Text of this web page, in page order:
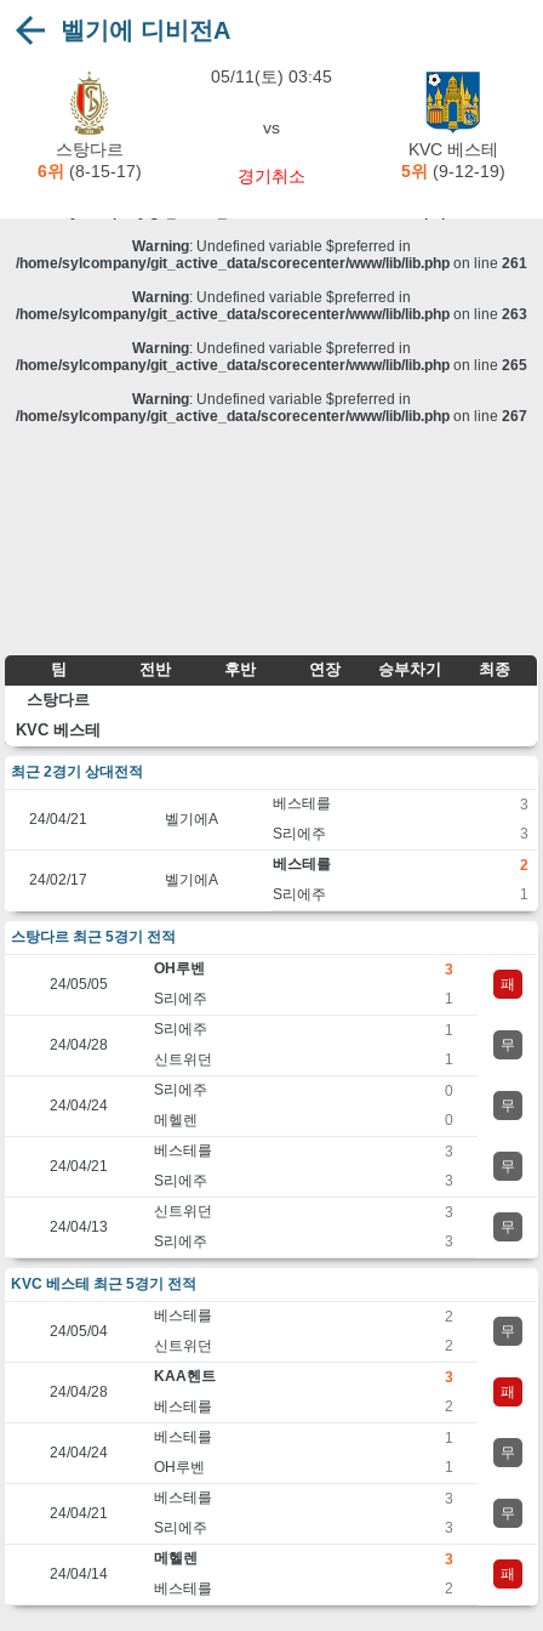
Warning : Undefined variable $preferred in
/home/sylcompany/git_active_data/scorecenter/www/lib/lib.php
Deprecated: stristr(): Passing null to parameter #1 ($haystack) of type string is
deprecated in/home/sylcompany/git_active_data/scorecenter/www/lib/lib.php
: Undefined variable $preferred in
/home/sylcompany/git_active_data/scorecenter/www/lib/lib.php
on line
Warning: Undefined variable $preferred in
/home/sylcompany/git_active_data/scorecenter/www/lib/lib.php on line 261
Warning: Undefined variable $preferred in
/home/sylcompany/git_active_data/scorecenter/www/lib/lib.php on line 263
Warning: Undefined variable $preferred in
/home/sylcompany/git_active_data/scorecenter/www/lib/lib.php on line 265
Warning: Undefined variable $preferred in
/home/sylcompany/git_active_data/scorecenter/www/lib/lib.php on line 267
벨기에 디비전A
스탕다르
6위 (8-15-17)
05/11(토) 03:45
vs
경기취소
KVC 베스테
5위 (9-12-19)
팀 전반 후반 연장 승부차기
최종
스탕다르
KVC 베스테
최근 2경기 상대전적
24/04/21 벨기에A
베스테를
3
S리에주
3
24/02/17 벨기에A
베스테를
2
S리에주
1
스탕다르 최근 5경기 전적
24/05/05
OH루벤
3
패
S리에주
1
24/04/28
S리에주
1
무
신트위던
1
24/04/24
S리에주
0
무
메헬렌
0
24/04/21
베스테를
3
무
S리에주
3
24/04/13
신트위던
3
무
S리에주
3
KVC 베스테 최근 5경기 전적
24/05/04
베스테를
2
무
신트위던
2
24/04/28
KAA헨트
3
패
베스테를
2
24/04/24
베스테를
1
무
OH루벤
1
24/04/21
베스테를
3
무
S리에주
3
24/04/14
메헬렌
3
패
베스테를
2